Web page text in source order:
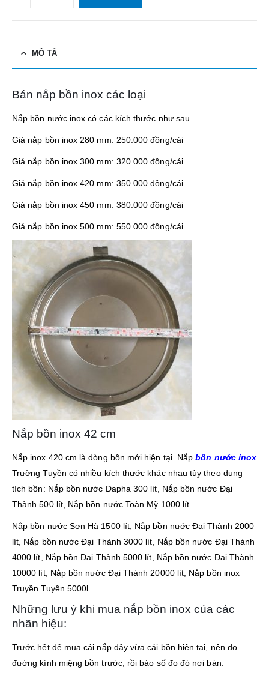
MÔ TẢ
Bán nắp bồn inox các loại
Nắp bồn nước inox có các kích thước như sau
Giá nắp bồn inox 280 mm: 250.000 đồng/cái
Giá nắp bồn inox 300 mm: 320.000 đồng/cái
Giá nắp bồn inox 420 mm: 350.000 đồng/cái
Giá nắp bồn inox 450 mm: 380.000 đồng/cái
Giá nắp bồn inox 500 mm: 550.000 đồng/cái
Nắp bồn inox 42 cm
Nắp inox 420 cm là dòng bồn mới hiện tại. Nắpbồn nước inox
Trường Tuyền có nhiều kích thước khác nhau tùy theo dung
tích bồn: Nắp bồn nước Dapha 300 lít, Nắp bồn nước Đại
Thành 500 lít, Nắp bồn nước Toàn Mỹ 1000 lít.
Nắp bồn nước Sơn Hà 1500 lít, Nắp bồn nước Đại Thành 2000
lít, Nắp bồn nước Đại Thành 3000 lít, Nắp bồn nước Đại Thành
4000 lít, Nắp bồn Đại Thành 5000 lít, Nắp bồn nước Đại Thành
10000 lít, Nắp bồn nước Đại Thành 20000 lít, Nắp bồn inox
Truyền Tuyền 5000l
Những lưu ý khi mua nắp bồn inox của các
nhãn hiệu:
Trước hết để mua cái nắp đậy vừa cái bồn hiện tại, nên do
đường kính miệng bồn trước, rồi báo số đo đó nơi bán.